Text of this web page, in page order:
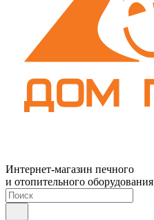
Интернет-магазин печного
и отопительного оборудования